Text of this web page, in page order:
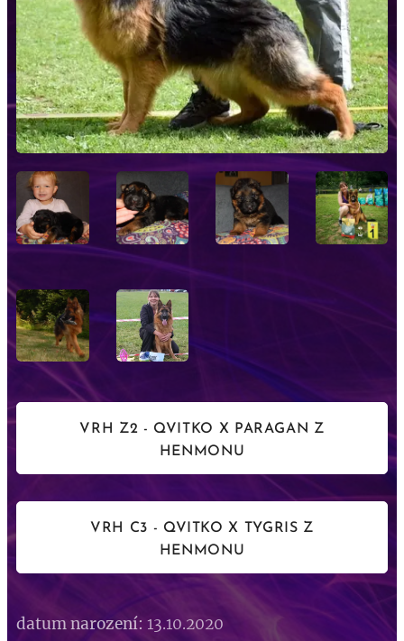
VRH Z2 - QVITKO X PARAGAN Z
HENMONU
VRH C3 - QVITKO X TYGRIS Z
HENMONU
datum narození: 13.10.2020